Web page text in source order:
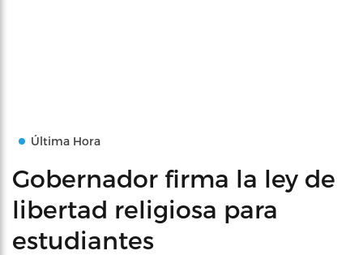
Última Hora
Gobernador firma la ley de
libertad religiosa para
estudiantes